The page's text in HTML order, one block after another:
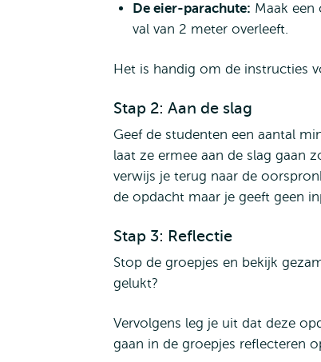
De eier-parachute: Maak een
val van 2 meter overleeft.
Het is handig om de instructies
Stap 2: Aan de slag
Geef de studenten een aantal
laat ze ermee aan de slag gaan
verwijs je terug naar de
de opdacht maar je geeft geen
Stap 3: Reflectie
Stop de groepjes en bekijk
gelukt?
Vervolgens leg je uit dat deze
gaan in de groepjes reflecteren